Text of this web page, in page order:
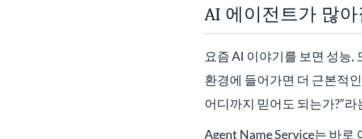
AI 에이전트가 많
요즘 AI 이야기를 보면 성능,
환경에 들어가면 더 근본적
어디까지 믿어도 되는가?”
Agent Name Service는 바로